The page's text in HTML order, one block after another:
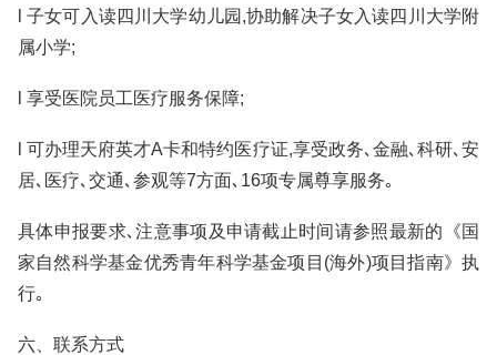
l 子女可入读四川大学幼儿园,协助解决子女入读四川大学附
属小学;
l 享受医院员工医疗服务保障;
l 可办理天府英才A卡和特约医疗证,享受政务､金融､科研､安
居､医疗､交通､参观等7方面､16项专属尊享服务｡
具体申报要求､注意事项及申请截止时间请参照最新的《国
家自然科学基金优秀青年科学基金项目(海外)项目指南》执
行｡
六、联系方式